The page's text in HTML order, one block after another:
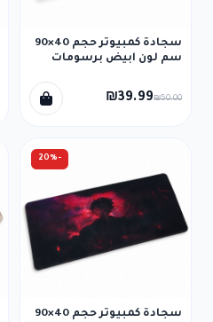
سجادة كمبيوتر حجم 40×90
سم لون ابيض برسومات
₪39.99₪50.00
-20%
سجادة كمبيوتر حجم 40×90